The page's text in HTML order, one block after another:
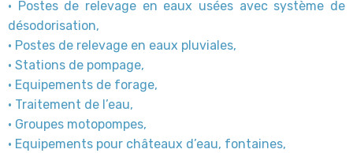
• Postes de relevage en eaux usées avec système de
désodorisation,
• Postes de relevage en eaux pluviales,
• Stations de pompage,
• Equipements de forage,
• Traitement de l’eau,
• Groupes motopompes,
• Equipements pour châteaux d’eau, fontaines,